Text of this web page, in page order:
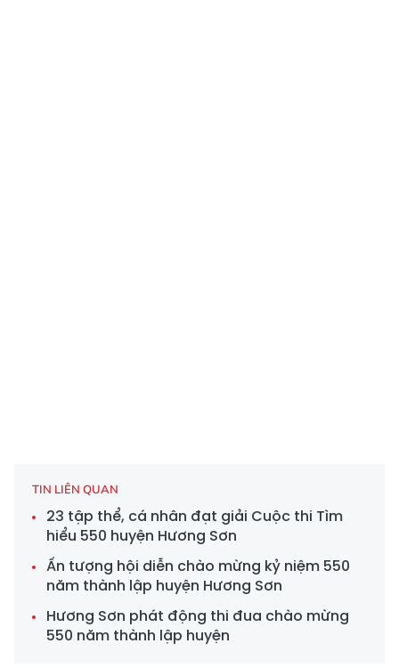
TIN LIÊN QUAN
23 tập thể, cá nhân đạt giải Cuộc thi Tìm
hiểu 550 huyện Hương Sơn
Ấn tượng hội diễn chào mừng kỷ niệm 550
năm thành lập huyện Hương Sơn
Hương Sơn phát động thi đua chào mừng
550 năm thành lập huyện